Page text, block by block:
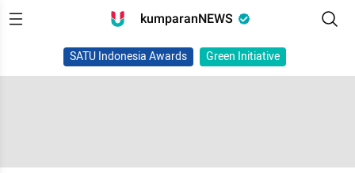
kumparanNEWS
SATU Indonesia Awards Green Initiative